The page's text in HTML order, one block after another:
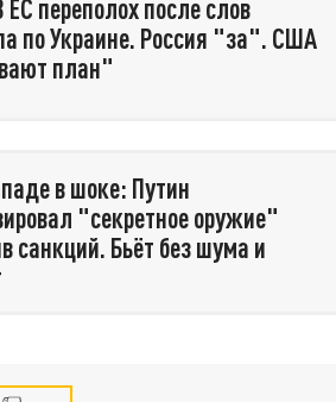
ЕС переполох после слов
по Украине. Россия "за". США
план"
в шоке: Путин
"секретное оружие"
санкций. Бьёт без шума и